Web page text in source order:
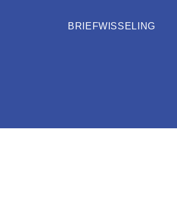
BRIEFWISSELING